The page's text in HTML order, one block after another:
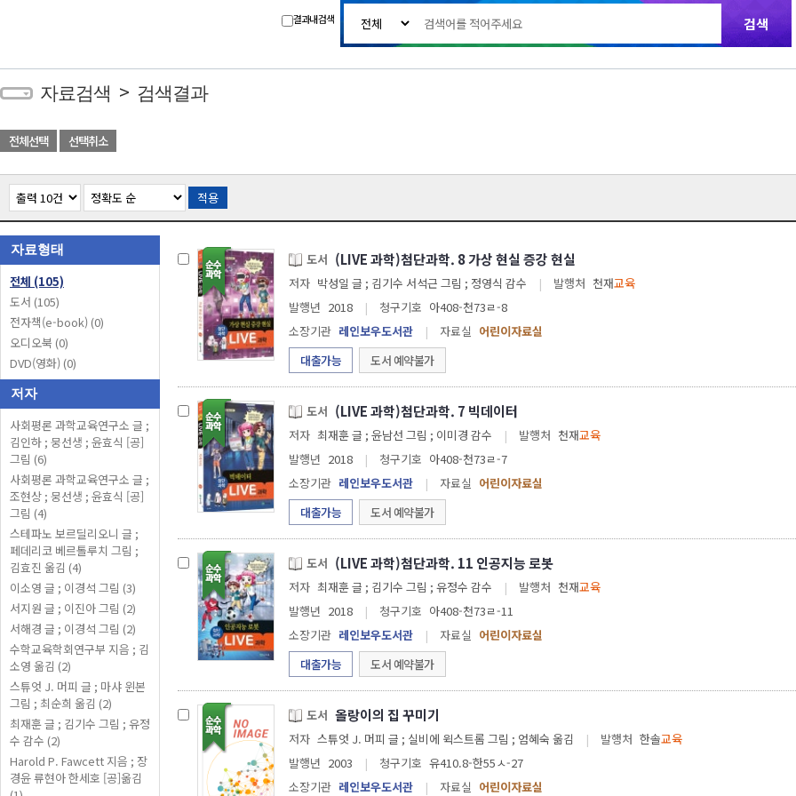
결과내 검색
자료검색 > 검색결과
전체선택 선택취소
적용
자료형태
전체 (105)
도서 (105)
전자책(e-book) (0)
오디오북 (0)
DVD(영화) (0)
저자
사회평론 과학교육연구소 글 ;
김인하 ; 뭉선생 ; 윤효식 [공]
그림 (6)
사회평론 과학교육연구소 글 ;
조현상 ; 뭉선생 ; 윤효식 [공]
그림 (4)
스테파노 보르딜리오니 글 ;
페데리코 베르톨루치 그림 ;
김효진 옮김 (4)
이소영 글 ; 이경석 그림 (3)
서지원 글 ; 이진아 그림 (2)
서해경 글 ; 이경석 그림 (2)
수학교육학회연구부 지음 ; 김
소영 옮김 (2)
스튜엇 J. 머피 글 ; 마샤 윈본
그림 ; 최순희 옮김 (2)
최재훈 글 ; 김기수 그림 ; 유정
수 감수 (2)
Harold P. Fawcett 지음 ; 장
경윤 류현아 한세호 [공]옮김
도서 (LIVE 과학)첨단과학. 8 가상 현실 증강 현실
저자 박성일 글 ; 김기수 서석근 그림 ; 정영식 감수 | 발행처 천재교육
발행년 2018 | 청구기호 아408-천73ㄹ-8
소장기관 레인보우도서관 | 자료실 어린이자료실
대출가능
도서 예약불가
도서 (LIVE 과학)첨단과학. 7 빅데이터
저자 최재훈 글 ; 윤남선 그림 ; 이미경 감수 | 발행처 천재교육
발행년 2018 | 청구기호 아408-천73ㄹ-7
소장기관 레인보우도서관 | 자료실 어린이자료실
대출가능
도서 예약불가
도서 (LIVE 과학)첨단과학. 11 인공지능 로봇
저자 최재훈 글 ; 김기수 그림 ; 유정수 감수 | 발행처 천재교육
발행년 2018 | 청구기호 아408-천73ㄹ-11
소장기관 레인보우도서관 | 자료실 어린이자료실
대출가능
도서 예약불가
도서 올랑이의 집 꾸미기
저자 스튜엇 J. 머피 글 ; 실비에 윅스트롬 그림 ; 엄혜숙 옮김 | 발행처 한솔교육
발행년 2003 | 청구기호 유410.8-한55ㅅ-27
소장기관 레인보우도서관 | 자료실 어린이자료실